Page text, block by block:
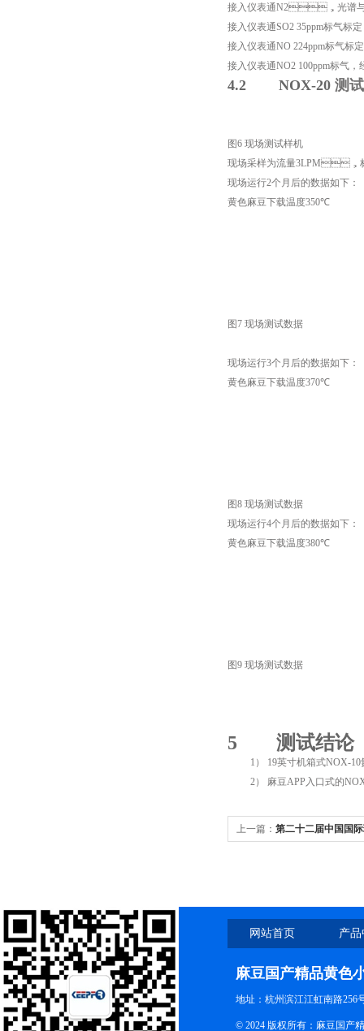
接入仪表通N2，光谱与不
接入仪表通SO2 35ppm标气标定
接入仪表通NO 224ppm标气标定
接入仪表通NO2 100ppm标气
4.2 NOX-20 测
图6 现场测试样机
现场采样为流量3LPM，
现场运行2个月后的数据如下：
黄色麻豆下载温度350℃
图7 现场测试数据
现场运行3个月后的数据如下：
黄色麻豆下载温度370℃
图8 现场测试数据
现场运行4个月后的数据如下：
黄色麻豆下载温度380℃
图9 现场测试数据
5 测试结论
1 ） 19英寸机箱式NOX-10
2） 麻豆APP入口式的
上一篇： 第二十二届中国国
网站首页 产
麻豆国产精品黄色
地址：杭州滨江江虹南路256
© 2024 版权所有：麻豆国